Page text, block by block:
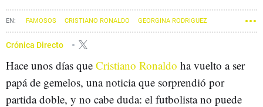
FAMOSOS CRISTIANO RONALDO GEORGINA RODRIGUEZ
Crónica Directo
Hace unos días que Cristiano Ronaldo ha vuelto a ser
papá de gemelos, una noticia que sorprendió por
partida doble, y no cabe duda: el futbolista no puede